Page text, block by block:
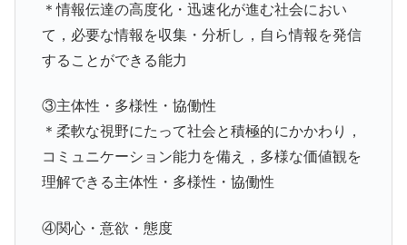
＊情報伝達の高度化・迅速化が進む社会におい
て，必要な情報を収集・分析し，自ら情報を発信
することができる能力
③主体性・多様性・協働性
＊柔軟な視野にたって社会と積極的にかかわり，
コミュニケーション能力を備え，多様な価値観を
理解できる主体性・多様性・協働性
④関心・意欲・態度